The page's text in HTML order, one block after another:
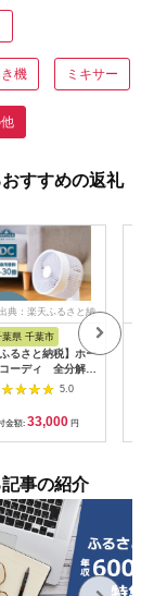
機 ミキサー
すすめの返礼
典：楽天ふるさと納
葉県 千葉市
ふるさと納税】ホー
ーディ 全分解サ
キュレーター イオ
リテール 家電
5.0
金額: 33,000 円
事の紹介